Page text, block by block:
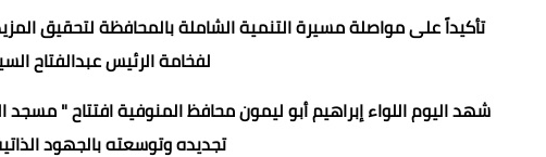
تأكيداً على مواصلة مسيرة التنمية الشاملة بالمحافظة لتحقيق
لفخامة الرئيس عبدالفتاح
شهد اليوم اللواء إبراهيم أبو ليمون محافظ المنوفية افتتاح "
تجديده وتوسعته بالجهود الذاتية بتكلفة